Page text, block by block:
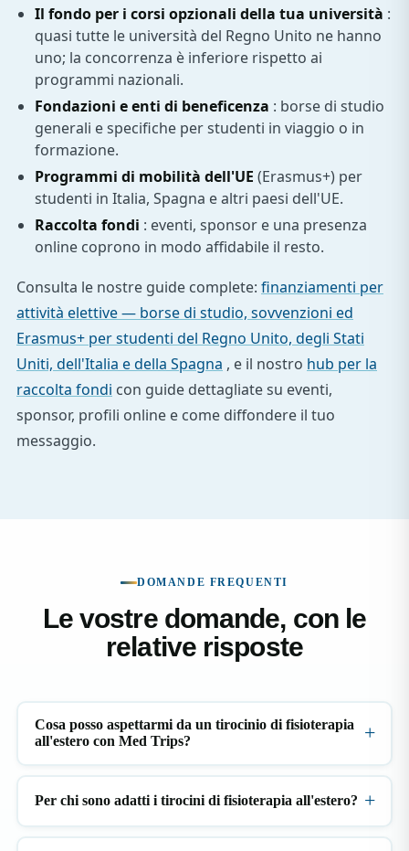
Il fondo per i corsi opzionali della tua università :
quasi tutte le università del Regno Unito ne hanno
uno; la concorrenza è inferiore rispetto ai
programmi nazionali.
Fondazioni e enti di beneficenza : borse di studio
generali e specifiche per studenti in viaggio o in
formazione.
Programmi di mobilità dell'UE (Erasmus+) per
studenti in Italia, Spagna e altri paesi dell'UE.
Raccolta fondi : eventi, sponsor e una presenza
online coprono in modo affidabile il resto.
Consulta le nostre guide complete: finanziamenti per
attività elettive — borse di studio, sovvenzioni ed
Erasmus+ per studenti del Regno Unito, degli Stati
Uniti, dell'Italia e della Spagna , e il nostro hub per la
raccolta fondi con guide dettagliate su eventi,
sponsor, profili online e come diffondere il tuo
messaggio.
DOMANDE FREQUENTI
Le vostre domande, con le
relative risposte
Cosa posso aspettarmi da un tirocinio di fisioterapia
all'estero con Med Trips?
Per chi sono adatti i tirocini di fisioterapia all'estero?